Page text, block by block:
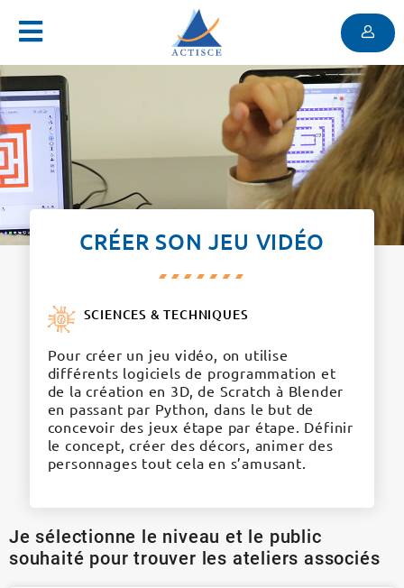
Menu
CRÉER SON JEU VIDÉO
SCIENCES & TECHNIQUES
Pour créer un jeu vidéo, on utilise
différents logiciels de programmation et
de la création en 3D, de Scratch à Blender
en passant par Python, dans le but de
concevoir des jeux étape par étape. Définir
le concept, créer des décors, animer des
personnages tout cela en s’amusant.
Je sélectionne le niveau et le public
souhaité pour trouver les ateliers associés